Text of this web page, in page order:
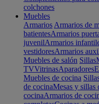
colchones
Muebles
Armarios Armarios de
batientesArmarios
juvenilArmarios
vestidoresArmarios
Muebles de salón Sillas
TVVitrinasAparadores
Muebles de cocina
de cocinaMesas y sillas
cocinaArmarios de